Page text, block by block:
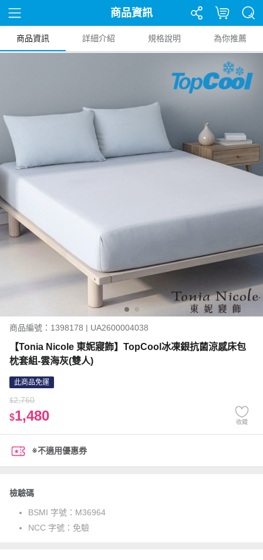
商品資訊
商品資訊 詳細介紹 規格說明 為你推薦
商品編號：1398178 | UA2600004038
【Tonia Nicole 東妮寢飾】TopCool冰凍銀抗菌涼感床包
枕套組-雲海灰(雙人)
此商品免運
$2,760
$1,480 收藏
※不適用優惠券
檢驗碼
BSMI 字號： M36964
NCC 字號： 免驗